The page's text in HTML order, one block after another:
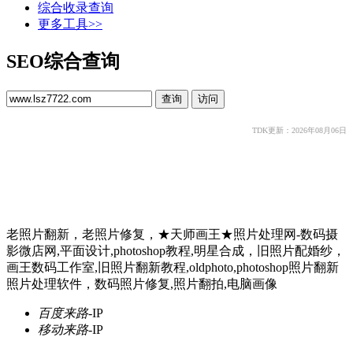
综合收录查询
更多工具>>
SEO综合查询
TDK更新：2026年08月06日
老照片翻新，老照片修复，★天师画王★照片处理网-数码摄
影微店网,平面设计,photoshop教程,明星合成，旧照片配婚纱，
画王数码工作室,旧照片翻新教程,oldphoto,photoshop照片翻新
照片处理软件，数码照片修复,照片翻拍,电脑画像
百度来路-IP
移动来路-IP